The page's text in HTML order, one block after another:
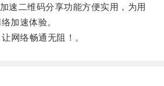
二维码分享功能方便实用，为用
加速体验。
络畅通无阻！。